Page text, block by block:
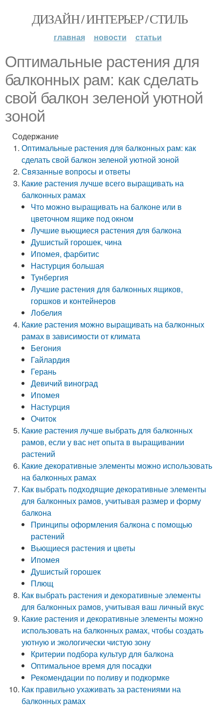
ДИЗАЙН / ИНТЕРЬЕР / СТИЛЬ
главная новости статьи
Оптимальные растения для
балконных рам: как сделать
свой балкон зеленой уютной
зоной
Содержание
Оптимальные растения для балконных рам: как
сделать свой балкон зеленой уютной зоной
Связанные вопросы и ответы
Какие растения лучше всего выращивать на
балконных рамах
Что можно выращивать на балконе или в
цветочном ящике под окном
Лучшие вьющиеся растения для балкона
Душистый горошек, чина
Ипомея, фарбитис
Настурция большая
Тунбергия
Лучшие растения для балконных ящиков,
горшков и контейнеров
Лобелия
Какие растения можно выращивать на балконных
рамах в зависимости от климата
Бегония
Гайлардия
Герань
Девичий виноград
Ипомея
Настурция
Очиток
Какие растения лучше выбрать для балконных
рамов, если у вас нет опыта в выращивании
растений
Какие декоративные элементы можно использовать
на балконных рамах
Как выбрать подходящие декоративные элементы
для балконных рамов, учитывая размер и форму
балкона
Принципы оформления балкона с помощью
растений
Вьющиеся растения и цветы
Ипомея
Душистый горошек
Плющ
Как выбрать растения и декоративные элементы
для балконных рамов, учитывая ваш личный вкус
Какие растения и декоративные элементы можно
использовать на балконных рамах, чтобы создать
уютную и экологически чистую зону
Критерии подбора культур для балкона
Оптимальное время для посадки
Рекомендации по поливу и подкормке
Как правильно ухаживать за растениями на
балконных рамах